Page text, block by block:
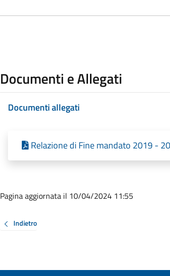
Documenti e Allegati
Documenti allegati
Relazione di Fine mandato 2019 -
Pagina aggiornata il 10/04/2024 11:55
Indietro